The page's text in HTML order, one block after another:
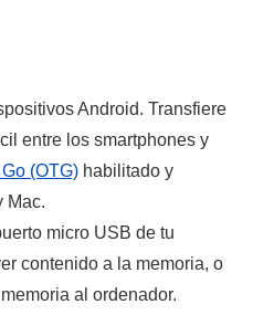
Android. Transfiere
entre los smartphones y
(OTG) habilitado y
Mac.
micro USB de tu
contenido a la memoria, o
al ordenador.